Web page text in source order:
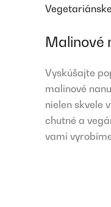
Malinové
Vyskúšajte
malinové
nielen skvele
chutné a
vami